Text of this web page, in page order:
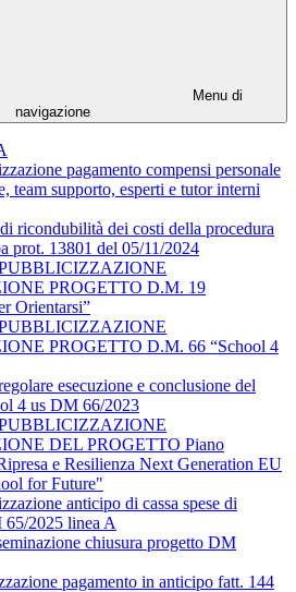
Menu di
navigazione
pagamento compensi personale
team supporto, esperti e tutor interni
ricondubilità dei costi della procedura
prot. 13801 del 05/11/2024
PROGETTO D.M. 19
Orientarsi”
PROGETTO D.M. 66 “School 4
esecuzione e conclusione del
4 us DM 66/2023
DEL PROGETTO Piano
e Resilienza Next Generation EU
for Future"
anticipo di cassa spese di
65/2025 linea A
chiusura progetto DM
pagamento in anticipo fatt. 144